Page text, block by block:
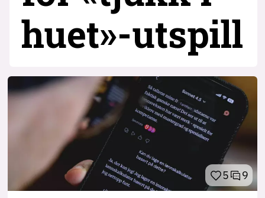
huet»-utspill
5 9